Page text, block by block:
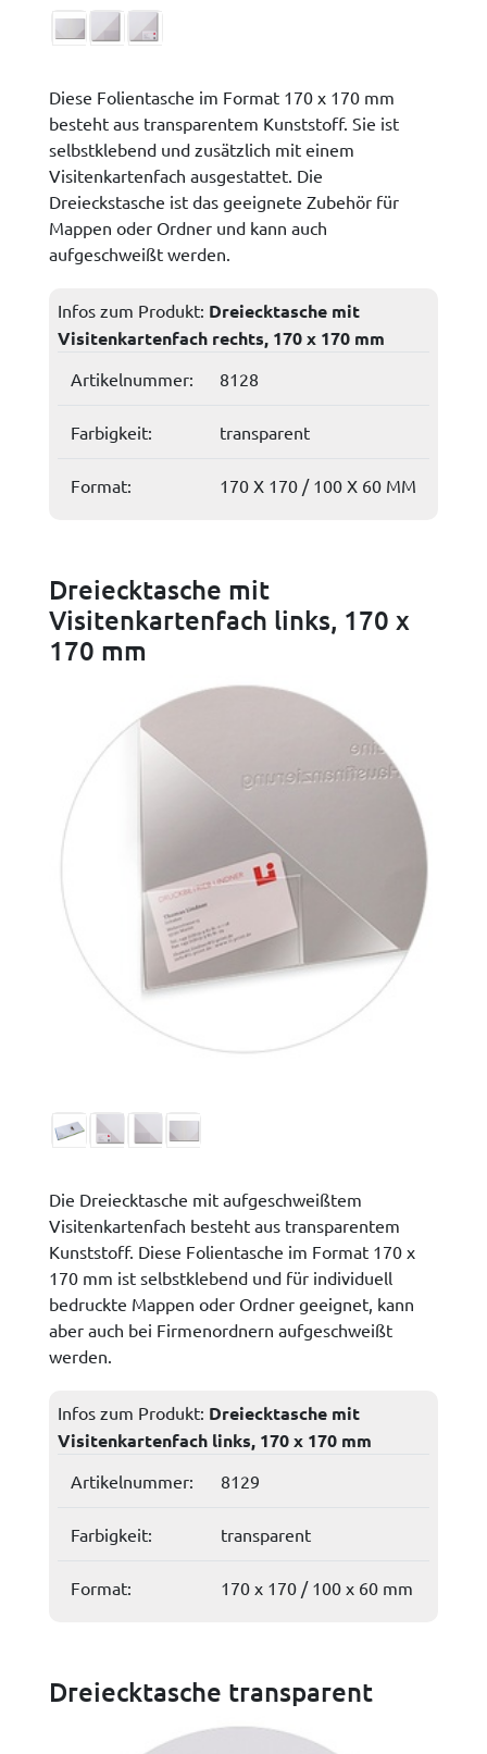
Diese Folientasche im Format 170 x 170 mm
besteht aus transparentem Kunststoff. Sie ist
selbstklebend und zusätzlich mit einem
Visitenkartenfach ausgestattet. Die
Dreieckstasche ist das geeignete Zubehör für
Mappen oder Ordner und kann auch
aufgeschweißt werden.
Infos zum Produkt: Dreiecktasche mit
Visitenkartenfach rechts, 170 x 170 mm
Artikelnummer: 8128
Farbigkeit: transparent
Format: 170 X 170 / 100 X 60 MM
Dreiecktasche mit
Visitenkartenfach links, 170 x
170 mm
Die Dreiecktasche mit aufgeschweißtem
Visitenkartenfach besteht aus transparentem
Kunststoff. Diese Folientasche im Format 170 x
170 mm ist selbstklebend und für individuell
bedruckte Mappen oder Ordner geeignet, kann
aber auch bei Firmenordnern aufgeschweißt
werden.
Infos zum Produkt: Dreiecktasche mit
Visitenkartenfach links, 170 x 170 mm
Artikelnummer: 8129
Farbigkeit: transparent
Format: 170 x 170 / 100 x 60 mm
Dreiecktasche transparent